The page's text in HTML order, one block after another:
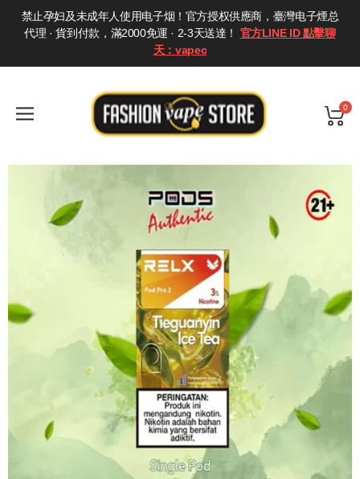
禁止孕妇及未成年人使用电子烟！官方授权供應商，臺灣电子煙总
代理 · 貨到付款，滿2000免運 · 2-3天送達！ 官方LINE ID 點擊聊
天：vapec
0